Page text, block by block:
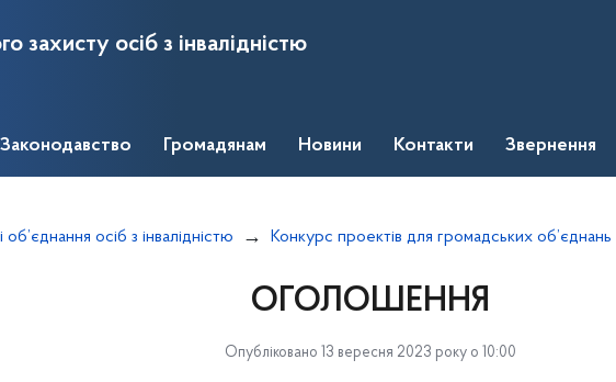
захисту осіб з інвалідністю
Законодавство Громадянам Новини Контакти Звернення
об’єднання осіб з інвалідністю Конкурс проектів для громадських об’єднань
ОГОЛОШЕННЯ
Опубліковано 13 вересня 2023 року о 10:00